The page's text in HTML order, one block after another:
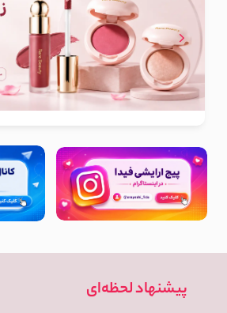
پیشنهاد لحظه‌ای